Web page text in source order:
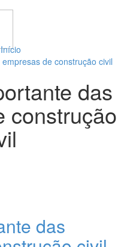
Início
de construção civil
das
construção
das